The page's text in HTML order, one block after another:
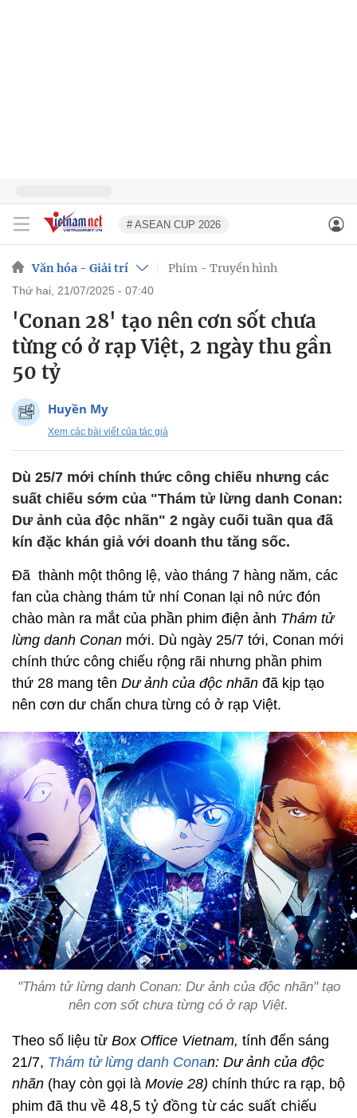
# ASEAN CUP 2026
Văn hóa - Giải trí Phim - Truyền hình
thứ hai, 21/07/2025 - 07:40
'Conan 28' tạo nên cơn sốt chưa
từng có ở rạp Việt, 2 ngày thu gần
50 tỷ
Huyền My
Xem các bài viết của tác giả
Dù 25/7 mới chính thức công chiếu nhưng các
suất chiếu sớm của "Thám tử lừng danh Conan:
Dư ảnh của độc nhãn" 2 ngày cuối tuần qua đã
kín đặc khán giả với doanh thu tăng sốc.
Đã thành một thông lệ, vào tháng 7 hàng năm, các
fan của chàng thám tử nhí Conan lại nô nức đón
chào màn ra mắt của phần phim điện ảnh Thám tử
lừng danh Conan mới. Dù ngày 25/7 tới, Conan mới
chính thức công chiếu rộng rãi nhưng phần phim
thứ 28 mang tên Dư ảnh của độc nhãn đã kịp tạo
nên cơn dư chấn chưa từng có ở rạp Việt.
"Thám tử lừng danh Conan: Dư ảnh của độc nhãn" tạo
nên cơn sốt chưa từng có ở rạp Việt.
Theo số liệu từ Box Office Vietnam, tính đến sáng
21/7, Thám tử lừng danh Conan: Dư ảnh của độc
nhãn (hay còn gọi là Movie 28) chính thức ra rạp, bộ
phim đã thu về 48,5 tỷ đồng từ các suất chiếu